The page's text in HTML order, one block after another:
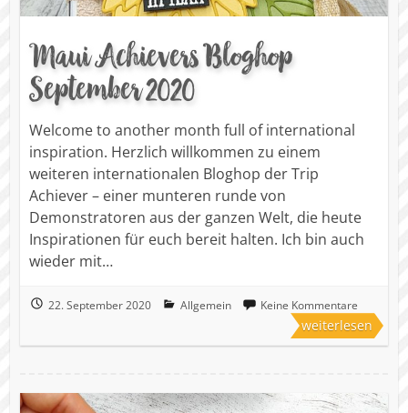
Maui Achievers Bloghop
September 2020
Welcome to another month full of international
inspiration. Herzlich willkommen zu einem
weiteren internationalen Bloghop der Trip
Achiever – einer munteren runde von
Demonstratoren aus der ganzen Welt, die heute
Inspirationen für euch bereit halten. Ich bin auch
wieder mit…
22. September 2020 Allgemein Keine Kommentare
weiterlesen